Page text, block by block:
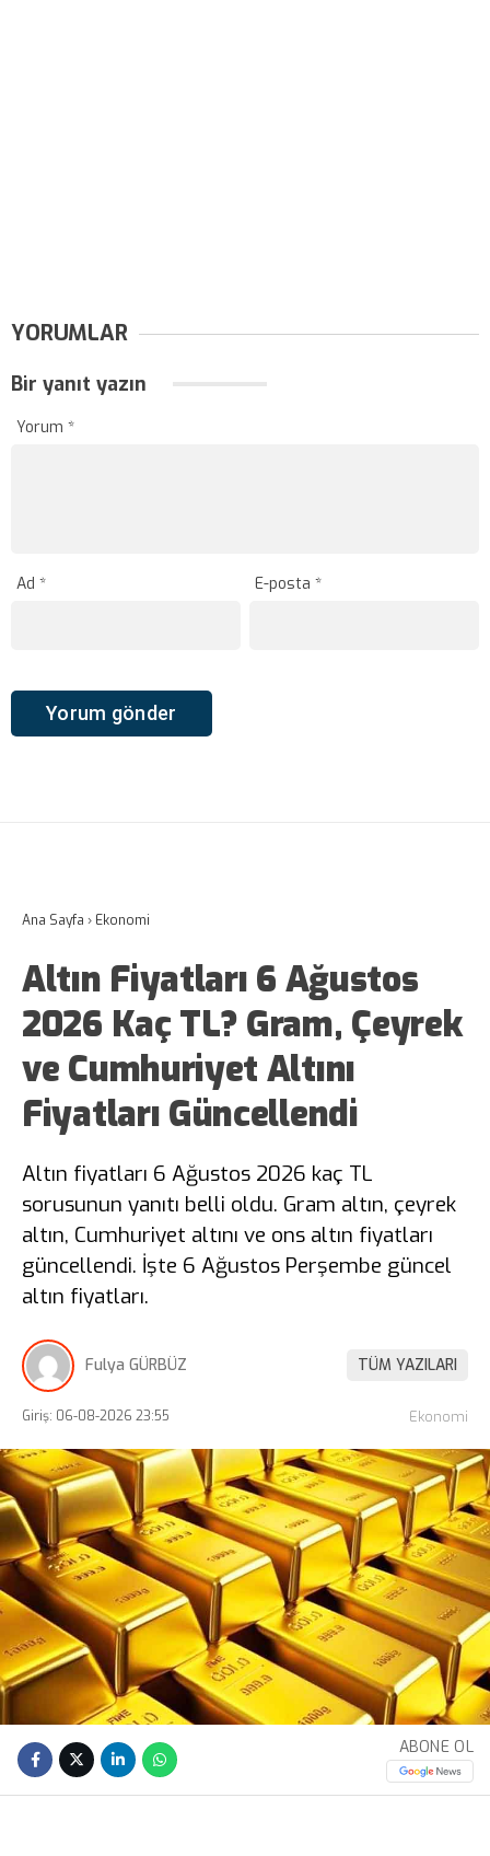
YORUMLAR
Bir yanıt yazın
Yorum *
Ad * E-posta*
Ana Sayfa › Ekonomi
Altın Fiyatları 6 Ağustos
2026 Kaç TL? Gram, Çeyrek
ve Cumhuriyet Altını
Fiyatları Güncellendi
Altın fiyatları 6 Ağustos 2026 kaç TL
sorusunun yanıtı belli oldu. Gram altın, çeyrek
altın, Cumhuriyet altını ve ons altın fiyatları
güncellendi. İşte 6 Ağustos Perşembe güncel
altın fiyatları.
Fulya GÜRBÜZ TÜM YAZILARI
Giriş: 06-08-2026 23:55 Ekonomi
ABONE OL